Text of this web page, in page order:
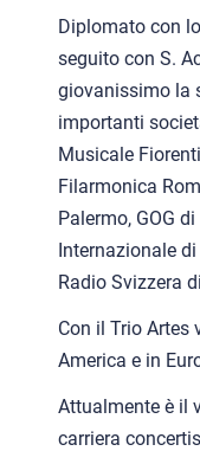
Diplomato con
seguito con S.
giovanissimo la
importanti
Musicale
Filarmonica
Palermo, GOG
Internazionale
Radio Svizzera
Con il Trio Artes
America e in
Attualmente è il
carriera